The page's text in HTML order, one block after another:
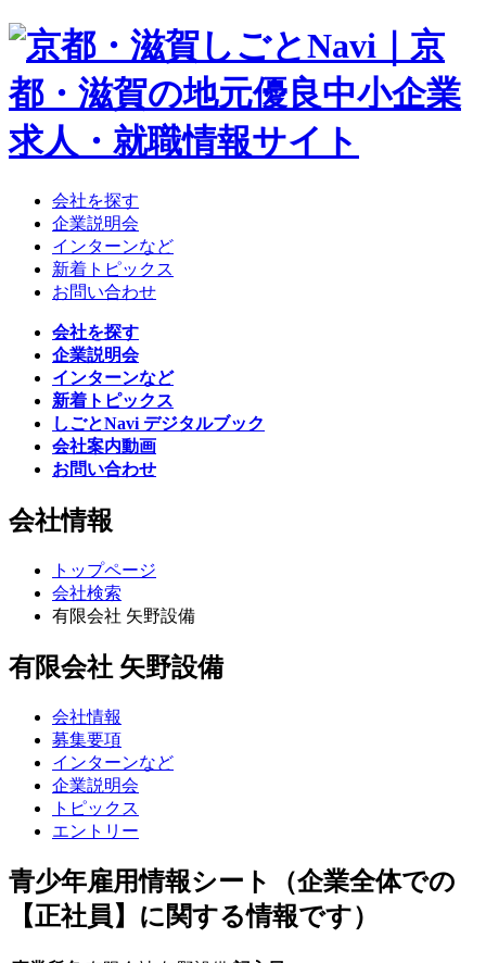
会社を探す
企業説明会
インターンなど
新着トピックス
お問い合わせ
会社を探す
企業説明会
インターンなど
新着トピックス
しごとNavi デジタルブック
会社案内動画
お問い合わせ
会社情報
トップページ
会社検索
有限会社 矢野設備
有限会社 矢野設備
会社情報
募集要項
インターンなど
企業説明会
トピックス
エントリー
青少年雇用情報シート（企業全体での
【正社員】に関する情報です）